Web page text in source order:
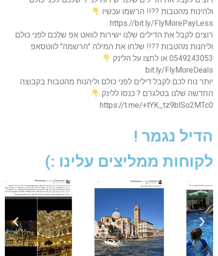
ולהינות מהטבות ??!! הרשמו עכשיו
https://bit.ly/FlyMorePayLess
רוצים לקבל את הדילים שלנו ישירות לוואט אפ שלכם לפני כולם
וליהנות מהטבות ??!! שלחו את המילה "הרשמה" לווטסאפ
0549243053 או לחצו על הלינק
bit.ly/FlyMoreDeals
יותר נוח לכם לקבל דילים לפני כולם וליהנות מהטבות בקבוצה
החדשה שלנו בטלגרם ? כנסו ללינק
https://t.me/+tYK_tz9blSo2MTc0
הדיל נגמר !
לקוחות ממליצים עלינו :)